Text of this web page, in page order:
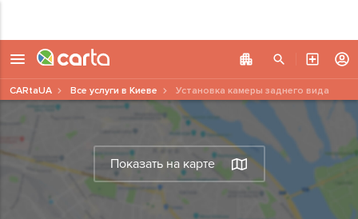
Показать на карте
CARtaUA Все услуги в Киеве Установка камеры заднего вида